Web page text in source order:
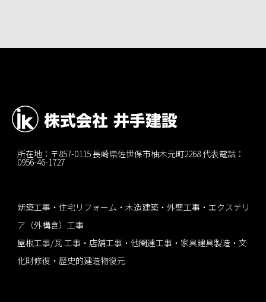
所在地：〒857-0115 長崎県佐世保市柚木元町2268 代表電話：
0956-46-1727
新築工事・住宅リフォーム・木造建築・外壁工事・エクステリ
ア（外構含）工事
屋根工事/瓦 工事・店舗工事・他関連工事・家具建具製造・文
化財修復・歴史的建造物復元